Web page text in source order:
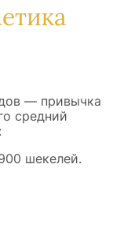
— привычка
средний
шекелей.